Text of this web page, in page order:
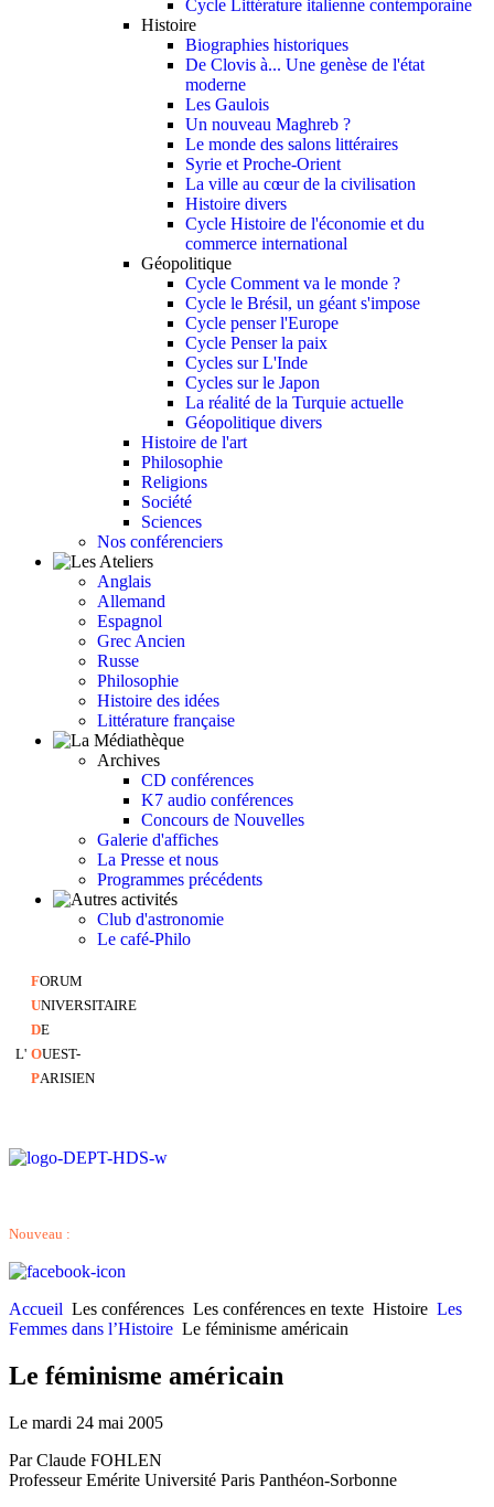
Cycle Littérature italienne contemporaine
Histoire
Biographies historiques
De Clovis à... Une genèse de l'état
moderne
Les Gaulois
Un nouveau Maghreb ?
Le monde des salons littéraires
Syrie et Proche-Orient
La ville au cœur de la civilisation
Histoire divers
Cycle Histoire de l'économie et du
commerce international
Géopolitique
Cycle Comment va le monde ?
Cycle le Brésil, un géant s'impose
Cycle penser l'Europe
Cycle Penser la paix
Cycles sur L'Inde
Cycles sur le Japon
La réalité de la Turquie actuelle
Géopolitique divers
Histoire de l'art
Philosophie
Religions
Société
Sciences
Nos conférenciers
Anglais
Allemand
Espagnol
Grec Ancien
Russe
Philosophie
Histoire des idées
Littérature française
Archives
CD conférences
K7 audio conférences
Concours de Nouvelles
Galerie d'affiches
La Presse et nous
Programmes précédents
Club d'astronomie
Le café-Philo
FORUM
UNIVERSITAIRE
DE
L' OUEST-
PARISIEN
Nouveau :
Accueil Les conférences Les conférences en texte Histoire Les
Femmes dans l’Histoire Le féminisme américain
Le féminisme américain
Le mardi 24 mai 2005
Par Claude FOHLEN
Professeur Emérite Université Paris Panthéon-Sorbonne